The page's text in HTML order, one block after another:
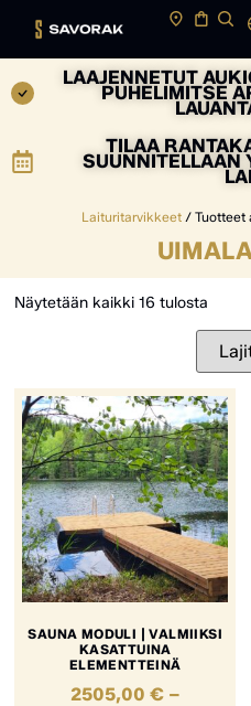
LAAJENNETUT
PUHELIMITSE
TILAA
SUUNNITELLAAN
Laituritarvikkeet/ Tuotteet
Näytetään kaikki 16 tulosta
SAUNA MODULI | VALMIIKSI
KASATTUINA
ELEMENTTEINÄ
2505,00 € –